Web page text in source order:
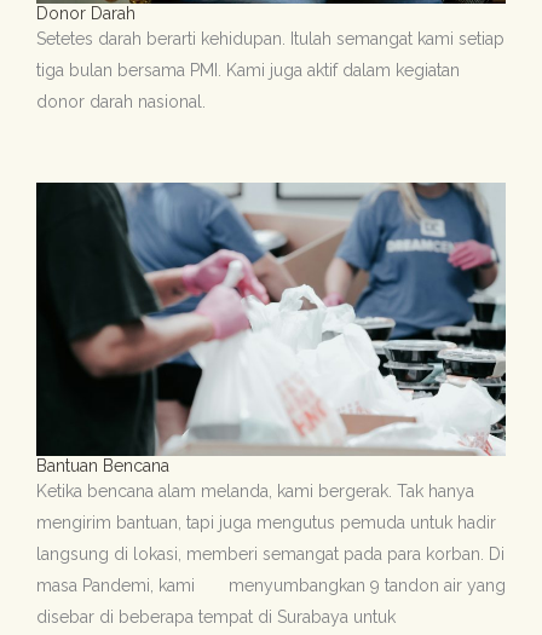
Donor Darah
Setetes darah berarti kehidupan. Itulah semangat kami setiap
tiga bulan bersama PMI. Kami juga aktif dalam kegiatan
donor darah nasional.
Bantuan Bencana
Ketika bencana alam melanda, kami bergerak. Tak hanya
mengirim bantuan, tapi juga mengutus pemuda untuk hadir
langsung di lokasi, memberi semangat pada para korban.
Di
masa Pandemi, kami menyumbangkan 9 tandon air yang
disebar di beberapa tempat di Surabaya untuk